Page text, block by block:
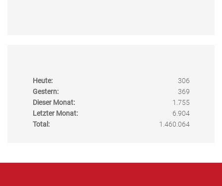
Heute:
306
Gestern:
369
Dieser Monat:
1.755
Letzter Monat:
6.904
Total:
1.460.064